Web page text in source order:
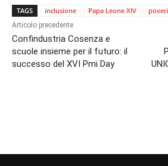
TAGS inclusione Papa Leone XIV poveri
Articolo precedente
Confindustria Cosenza e
scuole insieme per il futuro: il
successo del XVI Pmi Day